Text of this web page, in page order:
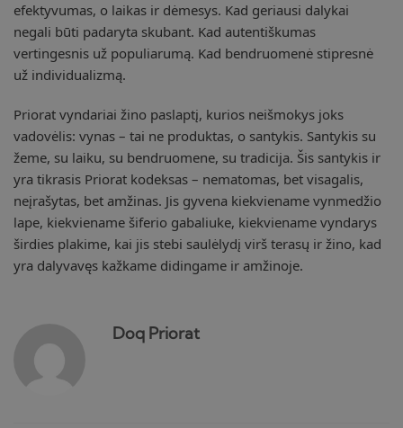
efektyvumas, o laikas ir dėmesys. Kad geriausi dalykai
negali būti padaryta skubant. Kad autentiškumas
vertingesnis už populiarumą. Kad bendruomenė stipresnė
už individualizmą.
Priorat vyndariai žino paslaptį, kurios neišmokys joks
vadovėlis: vynas – tai ne produktas, o santykis. Santykis su
žeme, su laiku, su bendruomene, su tradicija. Šis santykis ir
yra tikrasis Priorat kodeksas – nematomas, bet visagalis,
neįrašytas, bet amžinas. Jis gyvena kiekviename vynmedžio
lape, kiekviename šiferio gabaliuke, kiekviename vyndarys
širdies plakime, kai jis stebi saulėlydį virš terasų ir žino, kad
yra dalyvavęs kažkame didingame ir amžinoje.
Doq Priorat